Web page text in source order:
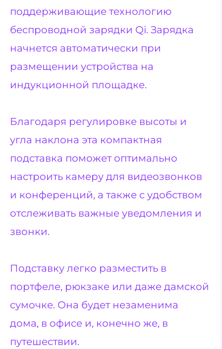
поддерживающие технологию
беспроводной зарядки Qi. Зарядка
начнется автоматически при
размещении устройства на
индукционной площадке.
Благодаря регулировке высоты и
угла наклона эта компактная
подставка поможет оптимально
настроить камеру для видеозвонков
и конференций, а также с удобством
отслеживать важные уведомления и
звонки.
Подставку легко разместить в
портфеле, рюкзаке или даже дамской
сумочке. Она будет незаменима
дома, в офисе и, конечно же, в
путешествии.